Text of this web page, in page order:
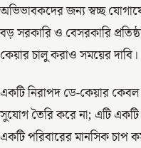
অভিভাবকদের জন্য স্বচ্ছ
বড় সরকারি ও বেসরকারি
কেয়ার চালু করাও সময়ের দাবি।
একটি নিরাপদ ডে-কেয়ার
সুযোগ তৈরি করে না; এটি
একটি পরিবারের মানসিক চাপ